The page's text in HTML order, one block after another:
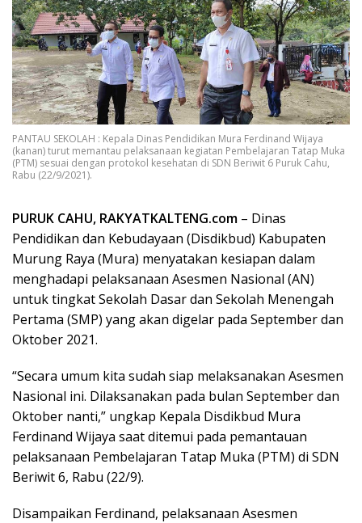
PANTAU SEKOLAH : Kepala Dinas Pendidikan Mura Ferdinand Wijaya
(kanan) turut memantau pelaksanaan kegiatan Pembelajaran Tatap Muka
(PTM) sesuai dengan protokol kesehatan di SDN Beriwit 6 Puruk Cahu,
Rabu (22/9/2021).
PURUK CAHU, RAKYATKALTENG.com – Dinas
Pendidikan dan Kebudayaan (Disdikbud) Kabupaten
Murung Raya (Mura) menyatakan kesiapan dalam
menghadapi pelaksanaan Asesmen Nasional (AN)
untuk tingkat Sekolah Dasar dan Sekolah Menengah
Pertama (SMP) yang akan digelar pada September dan
Oktober 2021.
“Secara umum kita sudah siap melaksanakan Asesmen
Nasional ini. Dilaksanakan pada bulan September dan
Oktober nanti,” ungkap Kepala Disdikbud Mura
Ferdinand Wijaya saat ditemui pada pemantauan
pelaksanaan Pembelajaran Tatap Muka (PTM) di SDN
Beriwit 6, Rabu (22/9).
Disampaikan Ferdinand, pelaksanaan Asesmen